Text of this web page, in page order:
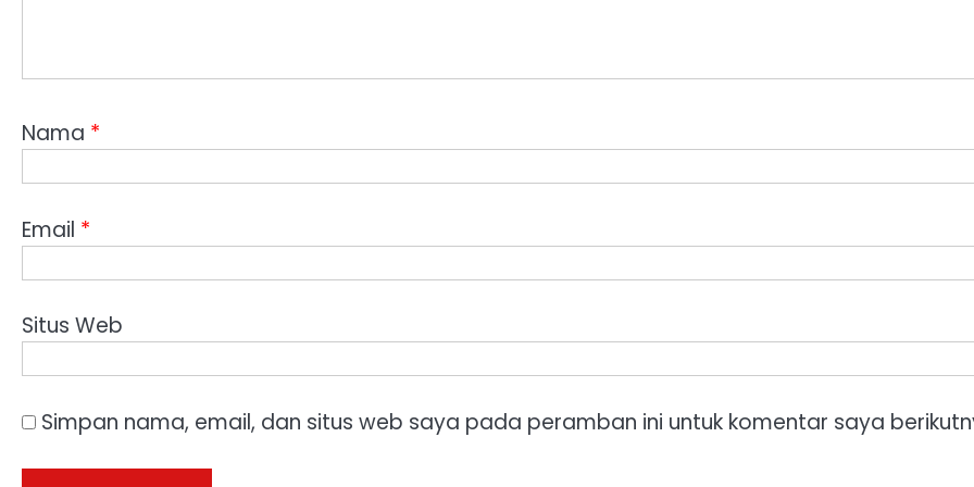
Nama *
Email *
Situs Web
Simpan nama, email, dan situs web saya pada peramban ini untuk komentar saya